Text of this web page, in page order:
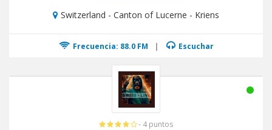
Switzerland - Canton of Lucerne - Kriens
Frecuencia: 88.0 FM | Escuchar
- 4 puntos